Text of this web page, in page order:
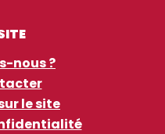
nous ?
le site